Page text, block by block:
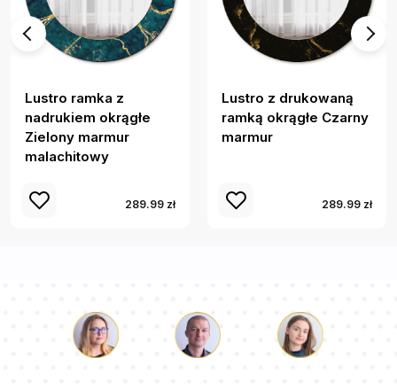
Lustro ramka z
nadrukiem okrągłe
Zielony marmur
malachitowy
289.99 zł
Lustro z drukowaną
ramką okrągłe Czarny
marmur
289.99 zł